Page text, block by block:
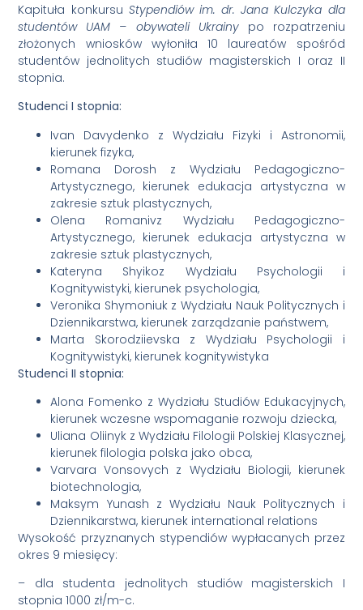
Kapituła konkursu Stypendiów im. dr. Jana Kulczyka dla
studentów UAM – obywateli Ukrainypo rozpatrzeniu
złożonych wniosków wyłoniła 10 laureatów spośród
studentów jednolitych studiów magisterskich I oraz II
stopnia.
Studenci I stopnia:
Ivan Davydenko z Wydziału Fizyki i Astronomii,
kierunek fizyka,
Romana Dorosh z Wydziału Pedagogiczno-
Artystycznego, kierunek edukacja artystyczna w
zakresie sztuk plastycznych,
Olena Romanivz Wydziału Pedagogiczno-
Artystycznego, kierunek edukacja artystyczna w
zakresie sztuk plastycznych,
Kateryna Shyikoz Wydziału Psychologii i
Kognitywistyki, kierunek psychologia,
Veronika Shymoniuk z Wydziału Nauk Politycznych i
Dziennikarstwa, kierunek zarządzanie państwem,
Marta Skorodziievska z Wydziału Psychologii i
Kognitywistyki, kierunek kognitywistyka
Studenci II stopnia:
Alona Fomenko z Wydziału Studiów Edukacyjnych,
kierunek wczesne wspomaganie rozwoju dziecka,
Uliana Oliinyk z Wydziału Filologii Polskiej Klasycznej,
kierunek filologia polska jako obca,
Varvara Vonsovych z Wydziału Biologii, kierunek
biotechnologia,
Maksym Yunash z Wydziału Nauk Politycznych i
Dziennikarstwa, kierunek international relations
Wysokość przyznanych stypendiów wypłacanych przez
okres 9 miesięcy:
– dla studenta jednolitych studiów magisterskich I
stopnia 1000 zł/m-c.